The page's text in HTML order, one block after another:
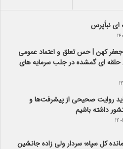
ای نبأپرس
کهن | حس تعلق و اعتماد عمومی
حلقه ای گمشده در جلب سرمایه های
روایت صحیحی از پیشرفت‌ها و
داشته باشیم
کل سپاه؛ سردار ولی زاده جانشین